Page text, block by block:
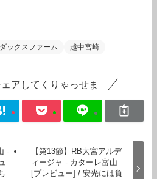
ダックスファーム 越中宮崎
アしてくりゃっせま
-
【第13節】RB大宮アルデ
ィージャ - カターレ富山
[プレビュー] / 安光には負